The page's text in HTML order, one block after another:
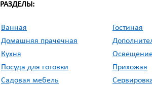
РАЗДЕЛЫ:
Ванная
Гостиная
Домашняя прачечная
Кухня
Посуда для готовки
Прихожая
Садовая мебель